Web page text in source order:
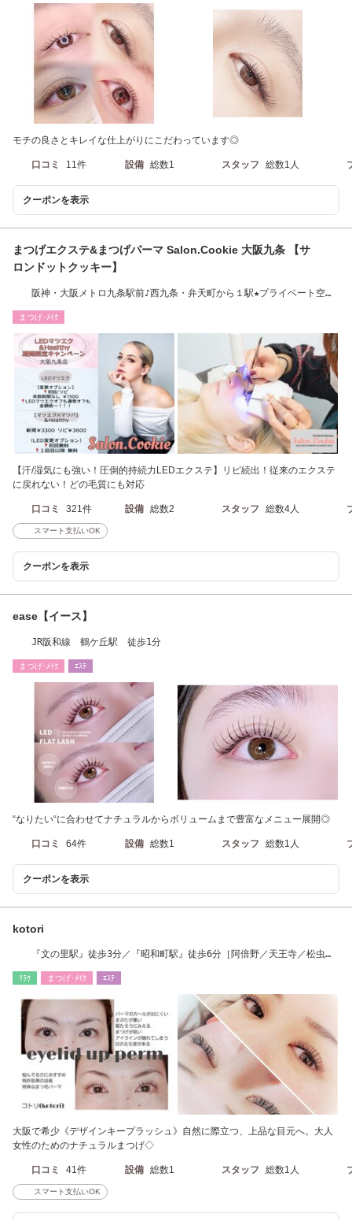
モチの良さとキレイな仕上がりにこだわっています◎
口コミ 11件 設備 総数1 スタッフ 総数1人
クーポンを表示
まつげエクステ&まつげパーマ Salon.Cookie 大阪九条 【サ
ロンドットクッキー】
阪神・大阪メトロ九条駅前♪西九条・弁天町から１駅★プライベート空間
まつげ･ﾒｲｸ
【汗/湿気にも強い！圧倒的持続力LEDエクステ】リピ続出！従来のエクステ
に戻れない！どの毛質にも対応
口コミ 321件 設備 総数2 スタッフ 総数4人
スマート支払いOK
クーポンを表示
ease【イース】
JR阪和線 鶴ケ丘駅 徒歩1分
まつげ･ﾒｲｸ ｴｽﾃ
“なりたい“に合わせてナチュラルからボリュームまで豊富なメニュー展開◎
口コミ 64件 設備 総数1 スタッフ 総数1人
クーポンを表示
kotori
『文の里駅』徒歩3分／『昭和町駅』徒歩6分［阿倍野／天王寺／松虫／
ﾘﾗｸ まつげ･ﾒｲｸ ｴｽﾃ
大阪で希少《デザインキープラッシュ》自然に際立つ、上品な目元へ。大人
女性のためのナチュラルまつげ◇
口コミ 41件 設備 総数1 スタッフ 総数1人
スマート支払いOK